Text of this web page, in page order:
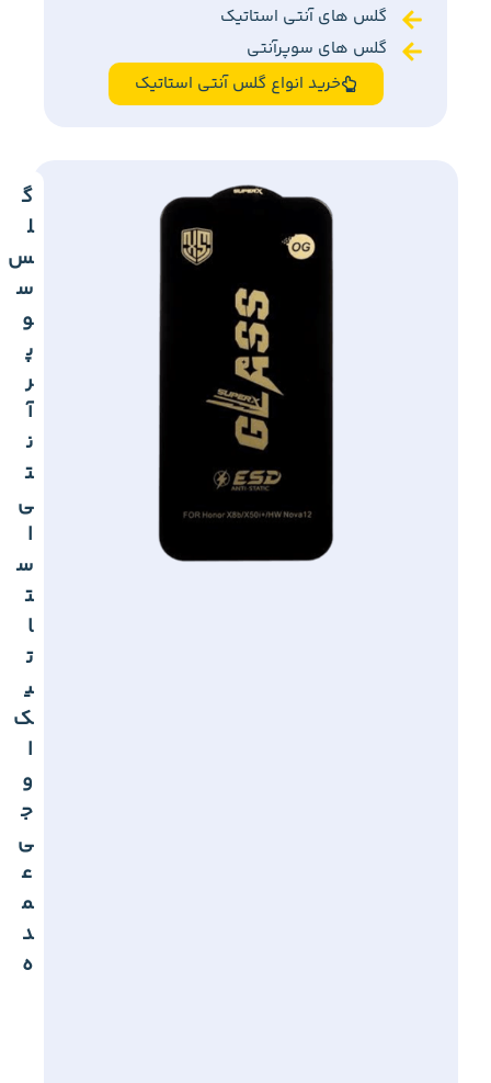
گلس های آنتی استاتیک
گلس های سوپرآنتی
خرید انواع گلس آنتی استاتیک
گ
ل
س
س
و
پ
ر
آ
ن
ت
ی
ا
س
ت
ا
ت
ی
ک
ا
و
ج
ی
ع
م
د
ه